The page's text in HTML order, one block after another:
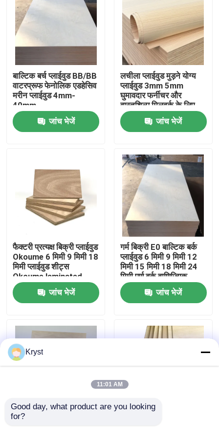
उत्पाद
हमारे बारे में
कारखाने का दौरा
हमसे संपर्क करें
मामले
बाल्टिक बर्च प्लाईवुड BB/BB
वाटरप्रूफ फेनोलिक एडहेसिव
मरीन प्लाईवुड 4mm-
40mm
जांच भेजें
लचीला प्लाईवुड मुड़ने योग्य
प्लाईवुड 3mm 5mm
घुमावदार फर्नीचर और
वास्तुशिल्प मिलवर्क के लिए
जांच भेजें
फैक्टरी प्रत्यक्ष बिक्री प्लाईवुड
Okoume 6 मिमी 9 मिमी 18
मिमी प्लाईवुड शीट्स
Okoume laminated
Plywood Board 18 मिमी
निर्माण के लिएजांच भेजें
गर्म बिक्री E0 बाल्टिक बर्क
प्लाईवुड 6 मिमी 9 मिमी 12
मिमी 15 मिमी 18 मिमी 24
मिमी पूर्ण बर्क वाणिज्यिक
प्लाईवुड शीट 1200*2400
मिमी
जांच भेजें
फर्नीचर के लिए बीर्च के साथ
Kryst
11:01 AM
Good day, what product are you looking
for?